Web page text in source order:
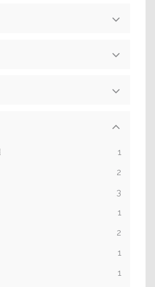
1
2
3
1
2
1
1